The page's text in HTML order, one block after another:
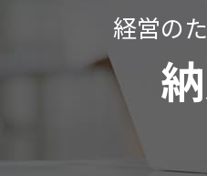
経営の